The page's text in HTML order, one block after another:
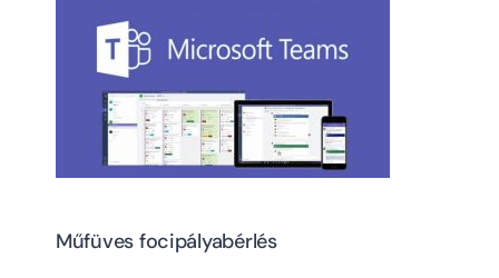
Műfüves focipályabérlés